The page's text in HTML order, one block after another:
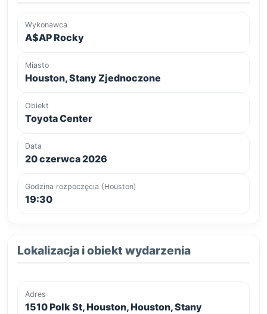
Wykonawca
A$AP Rocky
Miasto
Houston, Stany Zjednoczone
Obiekt
Toyota Center
Data
20 czerwca 2026
Godzina rozpoczęcia (Houston)
19:30
Lokalizacja i obiekt wydarzenia
Adres
1510 Polk St, Houston, Houston, Stany